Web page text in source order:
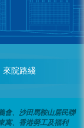
來院路綫
會、沙田馬鞍山居民聯
寓、香港勞工及福利